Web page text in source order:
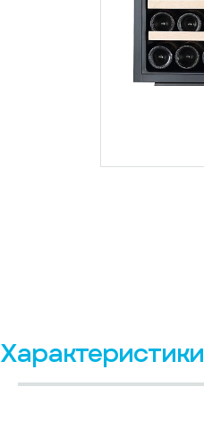
Характеристики